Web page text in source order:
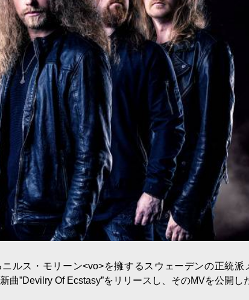
ルス・モリーン<vo>を擁するスウェーデンの正統派
”Devilry Of Ecstasy”をリリースし、そのMVを公開し